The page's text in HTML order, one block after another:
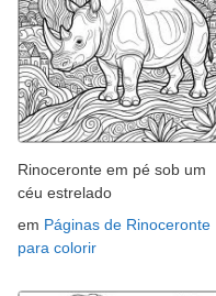
Rinoceronte em pé sob um
céu estrelado
em Páginas de Rinoceronte
para colorir